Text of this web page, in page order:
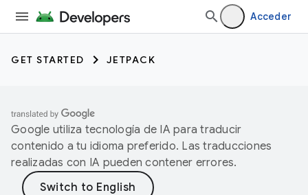
Acceder
GET STARTED JETPACK
Google utiliza tecnología de IA para traducir
contenido a tu idioma preferido. Las traducciones
realizadas con IA pueden contener errores.